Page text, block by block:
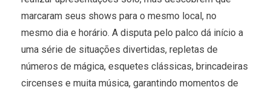
marcaram seus shows para o mesmo local, no
mesmo dia e horário. A disputa pelo palco dá início a
uma série de situações divertidas, repletas de
números de mágica, esquetes clássicas, brincadeiras
circenses e muita música, garantindo momentos de